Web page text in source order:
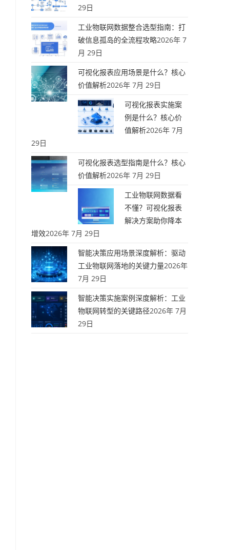
29日
工业物联网数据整合选型指南：打
破信息孤岛的全流程攻略2026年 7
月 29日
可视化报表应用场景是什么？核心
价值解析2026年 7月 29日
可视化报表实施案
例是什么？核心价
值解析2026年 7月
29日
可视化报表选型指南是什么？核心
价值解析2026年 7月 29日
工业物联网数据看
不懂？可视化报表
解决方案助你降本
增效2026年 7月 29日
智能决策应用场景深度解析：驱动
工业物联网落地的关键力量2026年
7月 29日
智能决策实施案例深度解析：工业
物联网转型的关键路径2026年 7月
29日